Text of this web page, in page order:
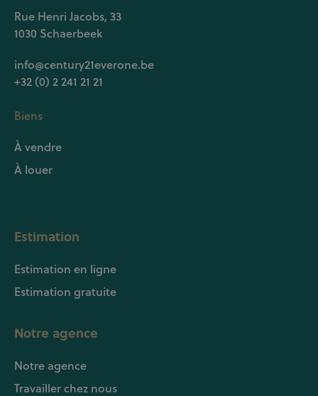
Rue Henri Jacobs, 33
1030 Schaerbeek
info@century21everone.be
+32 (0) 2 241 21 21
Biens
À vendre
À louer
Estimation
Estimation en ligne
Estimation gratuite
Notre agence
Notre agence
Travailler chez nous